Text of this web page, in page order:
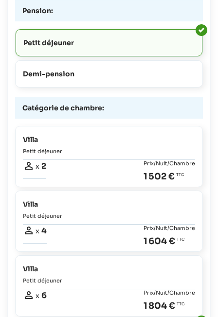
Pension:
Petit déjeuner
Demi-pension
Catégorie de chambre:
Villa
Petit déjeuner
x 2 Prix/Nuit/Chambre
1 502 €
Villa
Petit déjeuner
x 4 Prix/Nuit/Chambre
1 604 €
Villa
Petit déjeuner
x 6 Prix/Nuit/Chambre
1 804 €